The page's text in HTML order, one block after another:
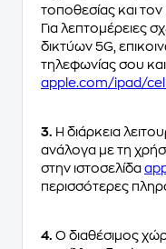
τοποθεσίας και
Για λεπτομέρειες
δικτύων 5G,
τηλεφωνίας σου
apple.com/ipad/
3. Η διάρκεια
ανάλογα με τη
στην ιστοσελίδα
περισσότερες
4. Ο διαθέσιμος